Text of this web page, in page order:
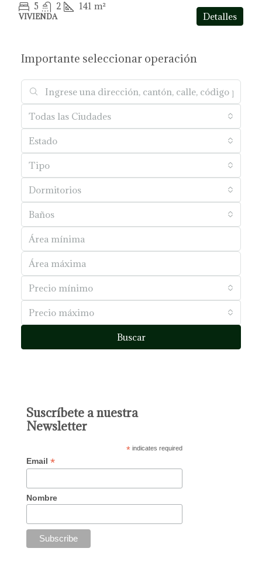
5 2 141 m²
VIVIENDA Detalles
Importante seleccionar operación
Todas las Ciudades
Estado
Tipo
Dormitorios
Baños
Precio mínimo
Precio máximo
Buscar
Suscríbete a nuestra
Newsletter
*indicates required
Email *
Nombre